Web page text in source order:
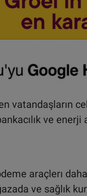
vatandaşların
ve
araçlerı
ve sağlık